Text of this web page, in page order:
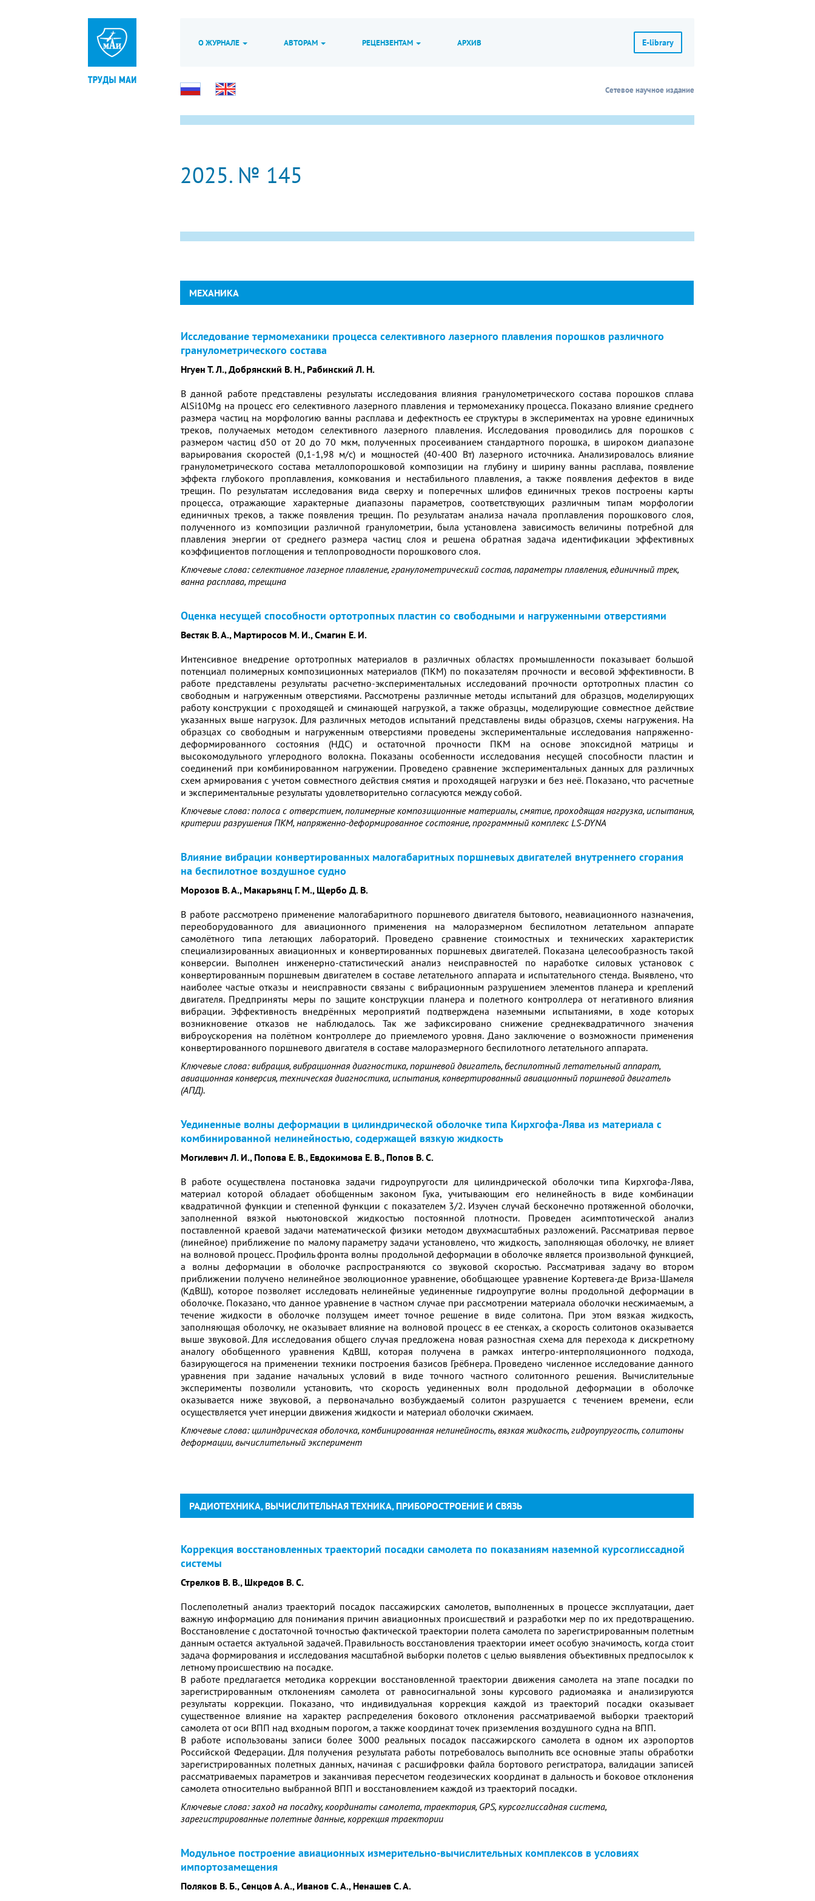
О ЖУРНАЛЕ АВТОРАМ РЕЦЕНЗЕНТАМ АРХИВ E-library
Сетевое научное издание
2025. № 145
МЕХАНИКА
Исследование термомеханики процесса селективного лазерного плавления порошков различного
гранулометрического состава
Нгуен Т. Л., Добрянский В. Н., Рабинский Л. Н.
В данной работе представлены результаты исследования влияния гранулометрического состава порошков сплава
AlSi10Mg на процесс его селективного лазерного плавления и термомеханику процесса. Показано влияние среднего
размера частиц на морфологию ванны расплава и дефектность ее структуры в экспериментах на уровне единичных
треков, получаемых методом селективного лазерного плавления. Исследования проводились для порошков с
размером частиц d50 от 20 до 70 мкм, полученных просеиванием стандартного порошка, в широком диапазоне
варьирования скоростей (0,1-1,98 м/с) и мощностей (40-400 Вт) лазерного источника. Анализировалось влияние
гранулометрического состава металлопорошковой композиции на глубину и ширину ванны расплава, появление
эффекта глубокого проплавления, комкования и нестабильного плавления, а также появления дефектов в виде
трещин. По результатам исследования вида сверху и поперечных шлифов единичных треков построены карты
процесса, отражающие характерные диапазоны параметров, соответствующих различным типам морфологии
единичных треков, а также появления трещин. По результатам анализа начала проплавления порошкового слоя,
полученного из композиции различной гранулометрии, была установлена зависимость величины потребной для
плавления энергии от среднего размера частиц слоя и решена обратная задача идентификации эффективных
коэффициентов поглощения и теплопроводности порошкового слоя.
Ключевые слова: селективное лазерное плавление, гранулометрический состав, параметры плавления, единичный трек,
ванна расплава, трещина
Оценка несущей способности ортотропных пластин со свободными и нагруженными отверстиями
Вестяк В. А., Мартиросов М. И., Смагин Е. И.
Интенсивное внедрение ортотропных материалов в различных областях промышленности показывает большой
потенциал полимерных композиционных материалов (ПКМ) по показателям прочности и весовой эффективности. В
работе представлены результаты расчетно-экспериментальных исследований прочности ортотропных пластин со
свободным и нагруженным отверстиями. Рассмотрены различные методы испытаний для образцов, моделирующих
работу конструкции с проходящей и сминающей нагрузкой, а также образцы, моделирующие совместное действие
указанных выше нагрузок. Для различных методов испытаний представлены виды образцов, схемы нагружения. На
образцах со свободным и нагруженным отверстиями проведены экспериментальные исследования напряженно-
деформированного состояния (НДС) и остаточной прочности ПКМ на основе эпоксидной матрицы и
высокомодульного углеродного волокна. Показаны особенности исследования несущей способности пластин и
соединений при комбинированном нагружении. Проведено сравнение экспериментальных данных для различных
схем армирования с учетом совместного действия смятия и проходящей нагрузки и без неё. Показано, что расчетные
и экспериментальные результаты удовлетворительно согласуются между собой.
Ключевые слова: полоса с отверстием, полимерные композиционные материалы, смятие, проходящая нагрузка, испытания,
критерии разрушения ПКМ, напряженно-деформированное состояние, программный комплекс LS-DYNA
Влияние вибрации конвертированных малогабаритных поршневых двигателей внутреннего сгорания
на беспилотное воздушное судно
Морозов В. А., Макарьянц Г. М., Щербо Д. В.
В работе рассмотрено применение малогабаритного поршневого двигателя бытового, неавиационного назначения,
переоборудованного для авиационного применения на малоразмерном беспилотном летательном аппарате
самолётного типа летающих лабораторий. Проведено сравнение стоимостных и технических характеристик
специализированных авиационных и конвертированных поршневых двигателей. Показана целесообразность такой
конверсии. Выполнен инженерно-статистический анализ неисправностей по наработке силовых установок с
конвертированным поршневым двигателем в составе летательного аппарата и испытательного стенда. Выявлено, что
наиболее частые отказы и неисправности связаны с вибрационным разрушением элементов планера и креплений
двигателя. Предприняты меры по защите конструкции планера и полетного контроллера от негативного влияния
вибрации. Эффективность внедрённых мероприятий подтверждена наземными испытаниями, в ходе которых
возникновение отказов не наблюдалось. Так же зафиксировано снижение среднеквадратичного значения
виброускорения на полётном контроллере до приемлемого уровня. Дано заключение о возможности применения
конвертированного поршневого двигателя в составе малоразмерного беспилотного летательного аппарата.
Ключевые слова: вибрация, вибрационная диагностика, поршневой двигатель, беспилотный летательный аппарат,
авиационная конверсия, техническая диагностика, испытания, конвертированный авиационный поршневой двигатель
(АПД).
Уединенные волны деформации в цилиндрической оболочке типа Кирхгофа-Лява из материала с
комбинированной нелинейностью, содержащей вязкую жидкость
Могилевич Л. И., Попова Е. В., Евдокимова Е. В., Попов В. С.
В работе осуществлена постановка задачи гидроупругости для цилиндрической оболочки типа Кирхгофа-Лява,
материал которой обладает обобщенным законом Гука, учитывающим его нелинейность в виде комбинации
квадратичной функции и степенной функции с показателем 3/2. Изучен случай бесконечно протяженной оболочки,
заполненной вязкой ньютоновской жидкостью постоянной плотности. Проведен асимптотической анализ
поставленной краевой задачи математической физики методом двухмасштабных разложений. Рассматривая первое
(линейное) приближение по малому параметру задачи установлено, что жидкость, заполняющая оболочку, не влияет
на волновой процесс. Профиль фронта волны продольной деформации в оболочке является произвольной функцией,
а волны деформации в оболочке распространяются со звуковой скоростью. Рассматривая задачу во втором
приближении получено нелинейное эволюционное уравнение, обобщающее уравнение Кортевега-де Вриза-Шамеля
(КдВШ), которое позволяет исследовать нелинейные уединенные гидроупругие волны продольной деформации в
оболочке. Показано, что данное уравнение в частном случае при рассмотрении материала оболочки несжимаемым, а
течение жидкости в оболочке ползущем имеет точное решение в виде солитона. При этом вязкая жидкость,
заполняющая оболочку, не оказывает влияние на волновой процесс в ее стенках, а скорость солитонов оказывается
выше звуковой. Для исследования общего случая предложена новая разностная схема для перехода к дискретному
аналогу обобщенного уравнения КдВШ, которая получена в рамках интегро-интерполяционного подхода,
базирующегося на применении техники построения базисов Грёбнера. Проведено численное исследование данного
уравнения при задание начальных условий в виде точного частного солитонного решения. Вычислительные
эксперименты позволили установить, что скорость уединенных волн продольной деформации в оболочке
оказывается ниже звуковой, а первоначально возбуждаемый солитон разрушается с течением времени, если
осуществляется учет инерции движения жидкости и материал оболочки сжимаем.
Ключевые слова: цилиндрическая оболочка, комбинированная нелинейность, вязкая жидкость, гидроупругость, солитоны
деформации, вычислительный эксперимент
РАДИОТЕХНИКА, ВЫЧИСЛИТЕЛЬНАЯ ТЕХНИКА, ПРИБОРОСТРОЕНИЕ И СВЯЗЬ
Коррекция восстановленных траекторий посадки самолета по показаниям наземной курсоглиссадной
системы
Стрелков В. В., Шкредов В. С.
Послеполетный анализ траекторий посадок пассажирских самолетов, выполненных в процессе эксплуатации, дает
важную информацию для понимания причин авиационных происшествий и разработки мер по их предотвращению.
Восстановление c достаточной точностью фактической траектории полета самолета по зарегистрированным полетным
данным остается актуальной задачей. Правильность восстановления траектории имеет особую значимость, когда стоит
задача формирования и исследования масштабной выборки полетов с целью выявления объективных предпосылок к
летному происшествию на посадке.
В работе предлагается методика коррекции восстановленной траектории движения самолета на этапе посадки по
зарегистрированным отклонениям самолета от равносигнальной зоны курсового радиомаяка и анализируются
результаты коррекции. Показано, что индивидуальная коррекция каждой из траекторий посадки оказывает
существенное влияние на характер распределения бокового отклонения рассматриваемой выборки траекторий
самолета от оси ВПП над входным порогом, а также координат точек приземления воздушного судна на ВПП.
В работе использованы записи более 3000 реальных посадок пассажирского самолета в одном их аэропортов
Российской Федерации. Для получения результата работы потребовалось выполнить все основные этапы обработки
зарегистрированных полетных данных, начиная с расшифровки файла бортового регистратора, валидации записей
рассматриваемых параметров и заканчивая пересчетом геодезических координат в дальность и боковое отклонения
самолета относительно выбранной ВПП и восстановлением каждой из траекторий посадки.
Ключевые слова: заход на посадку, координаты самолета, траектория, GPS, курсоглиссадная система,
зарегистрированные полетные данные, коррекция траектории
Модульное построение авиационных измерительно-вычислительных комплексов в условиях
импортозамещения
Поляков В. Б., Сенцов А. А., Иванов С. А., Ненашев С. А.